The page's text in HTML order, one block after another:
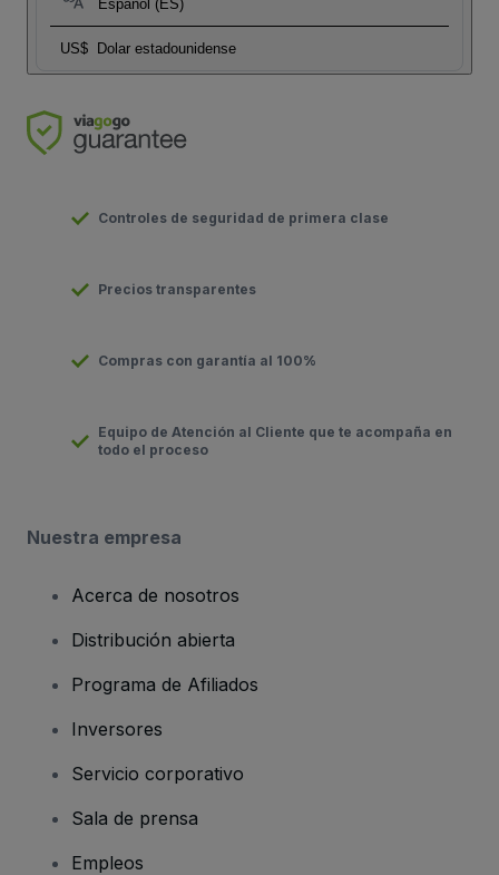
Español (ES)
US$ Dolar estadounidense
Controles de seguridad de primera clase
Precios transparentes
Compras con garantía al 100%
Equipo de Atención al Cliente que te acompaña en
todo el proceso
Nuestra empresa
Acerca de nosotros
Distribución abierta
Programa de Afiliados
Inversores
Servicio corporativo
Sala de prensa
Empleos